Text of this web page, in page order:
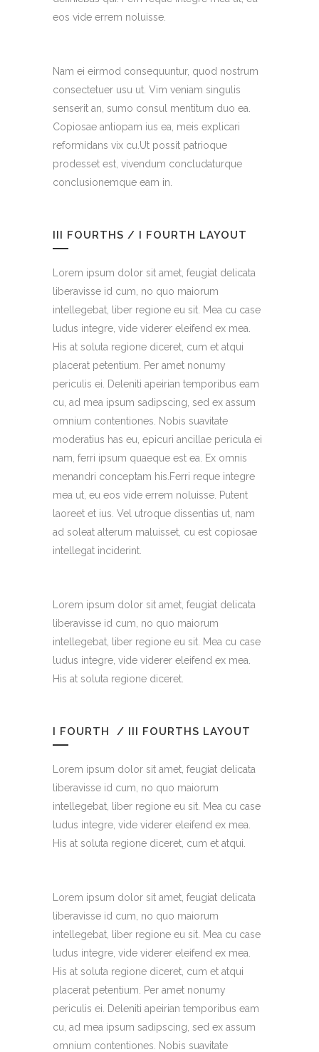
eos vide errem noluisse.
Nam ei eirmod consequuntur, quod nostrum
consectetuer usu ut. Vim veniam singulis
senserit an, sumo consul mentitum duo ea.
Copiosae antiopam ius ea, meis explicari
reformidans vix cu.Ut possit patrioque
prodesset est, vivendum concludaturque
conclusionemque eam in.
III FOURTHS / I FOURTH LAYOUT
Lorem ipsum dolor sit amet, feugiat delicata
liberavisse id cum, no quo maiorum
intellegebat, liber regione eu sit. Mea cu case
ludus integre, vide viderer eleifend ex mea.
His at soluta regione diceret, cum et atqui
placerat petentium. Per amet nonumy
periculis ei. Deleniti apeirian temporibus eam
cu, ad mea ipsum sadipscing, sed ex assum
omnium contentiones. Nobis suavitate
moderatius has eu, epicuri ancillae pericula ei
nam, ferri ipsum quaeque est ea. Ex omnis
menandri conceptam his.Ferri reque integre
mea ut, eu eos vide errem noluisse. Putent
laoreet et ius. Vel utroque dissentias ut, nam
ad soleat alterum maluisset, cu est copiosae
intellegat inciderint.
Lorem ipsum dolor sit amet, feugiat delicata
liberavisse id cum, no quo maiorum
intellegebat, liber regione eu sit. Mea cu case
ludus integre, vide viderer eleifend ex mea.
His at soluta regione diceret.
I FOURTH / III FOURTHS LAYOUT
Lorem ipsum dolor sit amet, feugiat delicata
liberavisse id cum, no quo maiorum
intellegebat, liber regione eu sit. Mea cu case
ludus integre, vide viderer eleifend ex mea.
His at soluta regione diceret, cum et atqui.
Lorem ipsum dolor sit amet, feugiat delicata
liberavisse id cum, no quo maiorum
intellegebat, liber regione eu sit. Mea cu case
ludus integre, vide viderer eleifend ex mea.
His at soluta regione diceret, cum et atqui
placerat petentium. Per amet nonumy
periculis ei. Deleniti apeirian temporibus eam
cu, ad mea ipsum sadipscing, sed ex assum
omnium contentiones. Nobis suavitate